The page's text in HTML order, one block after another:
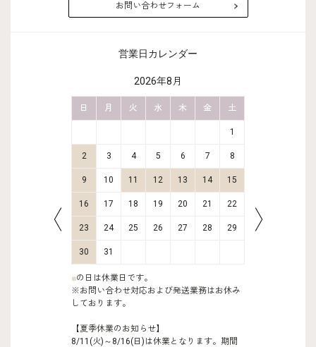
お問い合わせフォーム
営業日カレンダー
2026年8月
日 月 火 水 木 金 土
1
2 3 4 5 6 7 8
9 10 11 12 13 14 15
16 17 18 19 20 21 22
23 24 25 26 27 28 29
30 31
■の日は休業日です。
※お問い合わせ対応および発送業務はお休み
しております。
【夏季休業のお知らせ】
8/11(火)～8/16(日)は休業となります。期間